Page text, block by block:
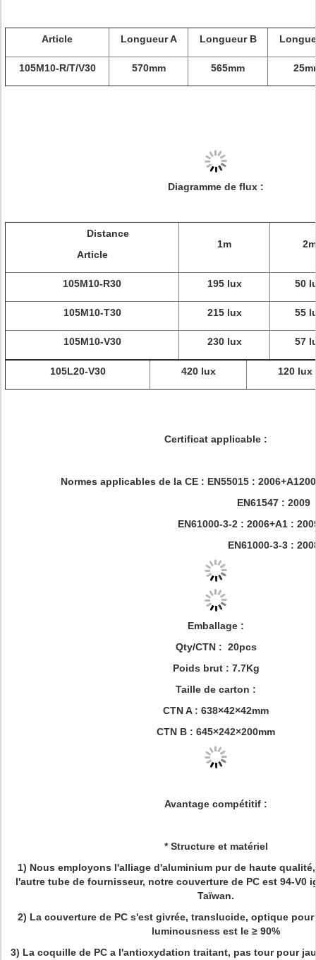
Article Longueur A Longueur B
105M10-R/T/V30 570mm 565mm
Diagramme de flux :
Distance
Article
1m 2m
105M10-R30 195 lux 50
105M10-T30 215 lux 55
105M10-V30 230 lux 57
105L20-V30 420 lux 120 lux
Certificat applicable :
Normes applicables de la CE : EN55015 :
EN61547 : 2009
EN61000-3-2 : 2006+A1 :
EN61000-3-3 :
Emballage :
Qty/CTN : 20pcs
Poids brut : 7.7Kg
Taille de carton :
CTN A : 638×42×42mm
CTN B : 645×242×200mm
Avantage compétitif :
* Structure et matériel
1) Nous employons l'alliage d'aluminium pur de haute
l'autre tube de fournisseur, notre couverture de PC est 94-V0
Taïwan.
2) La couverture de PC s'est givrée, translucide, optique
luminousness est le ≥ 90%
3) La coquille de PC a l'antioxydation traitant, pas tour pour